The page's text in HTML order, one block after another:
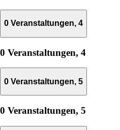
0 Veranstaltungen, 4
0 Veranstaltungen, 4
0 Veranstaltungen, 5
0 Veranstaltungen, 5